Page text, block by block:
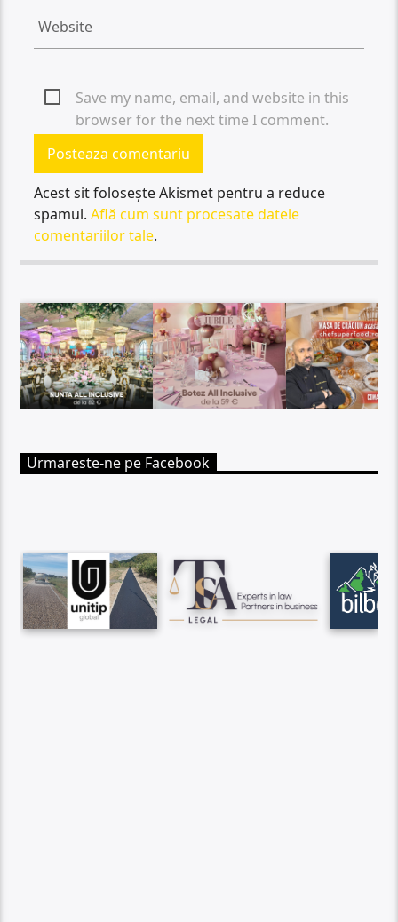
Save my name, email, and website in this
browser for the next time I comment.
Acest sit folosește Akismet pentru a reduce
spamul.Află cum sunt procesate datele
comentariilor tale.
Urmareste-ne pe Facebook